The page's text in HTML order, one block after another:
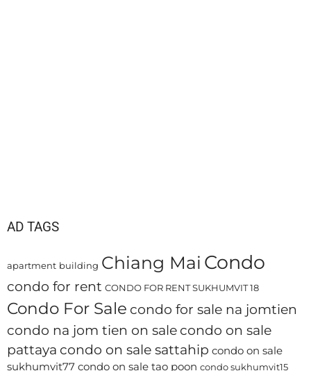
AD TAGS
apartment building Chiang Mai Condo
condo for rent CONDO FOR RENT SUKHUMVIT 18
Condo For Sale condo for sale na jomtien
condo na jom tien on sale condo on sale
pattaya condo on sale sattahip condo on sale
sukhumvit77 condo on sale tao poon condo sukhumvit15